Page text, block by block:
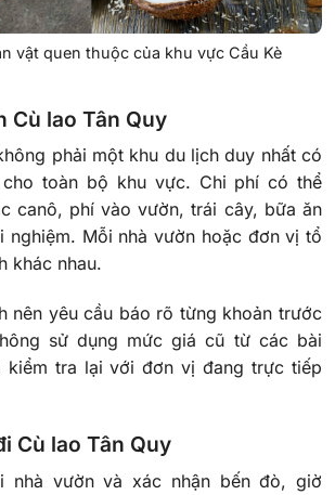
vật quen thuộc của khu vực Cầu Kè
Cù lao Tân Quy
phải một khu du lịch duy nhất có
cho toàn bộ khu vực. Chi phí có thể
canô, phí vào vườn, trái cây, bữa ăn
nghiệm. Mỗi nhà vườn hoặc đơn vị tổ
khác nhau.
nên yêu cầu báo rõ từng khoản trước
sử dụng mức giá cũ từ các bài
kiểm tra lại với đơn vị đang trực tiếp
Cù lao Tân Quy
nhà vườn và xác nhận bến đò, giờ